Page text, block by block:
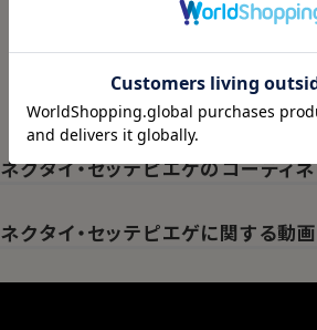
17件中 1-17件表
ネクタイ・セッテピエゲのコーディ
ネクタイ・セッテピエゲに関する動画